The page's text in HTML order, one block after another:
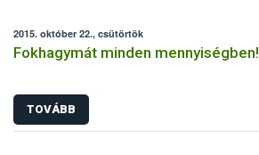
2015. október 22., csütörtök
Fokhagymát minden mennyiségben!
TOVÁBB